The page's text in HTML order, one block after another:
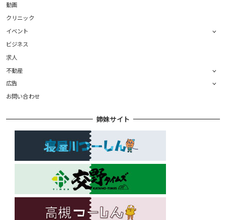
動画
クリニック
イベント
ビジネス
求人
不動産
広告
お問い合わせ
姉妹サイト